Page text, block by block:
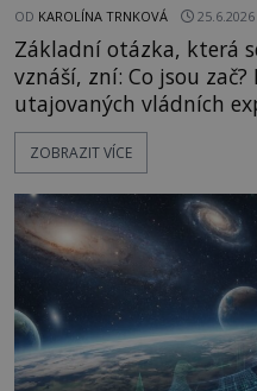
OD KAROLÍNA TRNKOVÁ 25.6.2026
Základní otázka, která
vznáší, zní: Co jsou
utajovaných vládních
vesmírné lodě plnící na
Skokani mezi
možnostech již desítky
vědci, ufologo
ZOBRAZIT VÍCE